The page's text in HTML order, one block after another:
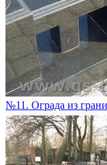
№11. Ограда из